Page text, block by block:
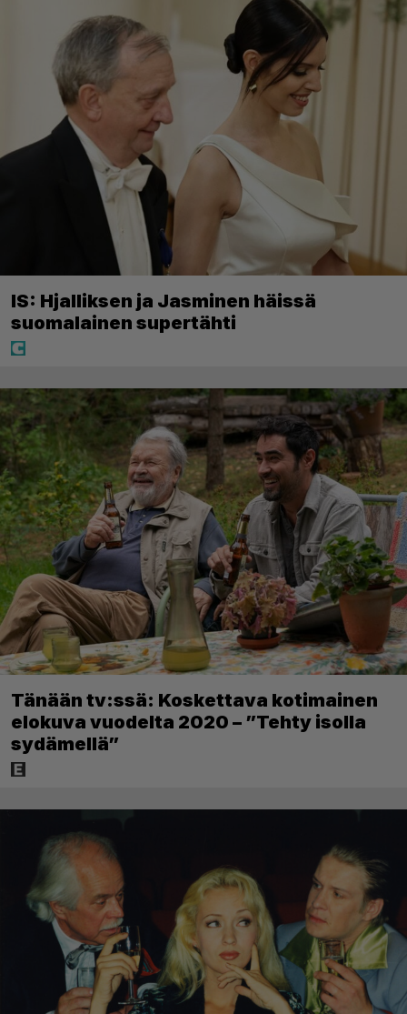
IS: Hjalliksen ja Jasminen häissä
suomalainen supertähti
Tänään tv:ssä: Koskettava kotimainen
elokuva vuodelta 2020 – ”Tehty isolla
sydämellä”